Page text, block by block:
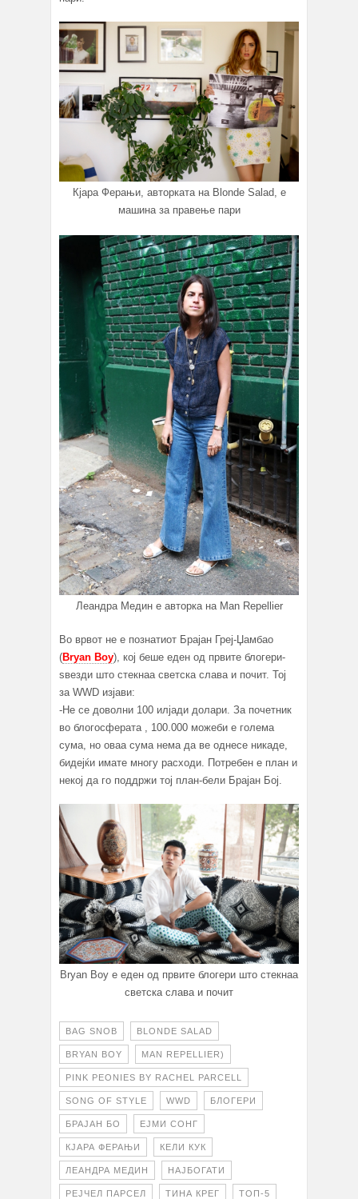
Кјара Ферањи, авторката на Blonde Salad, е
машина за правење пари
Леандра Медин е авторка на Man Repellier
Во врвот не е познатиот Брајан Греј-Џамбао
(Bryan Boy), кој беше еден од првите блогери-
ѕвезди што стекнаа светска слава и почит. Тој
за WWD изјави:
-Не се доволни 100 илјади долари. За почетник
во блогосферата , 100.000 можеби е голема
сума, но оваа сума нема да ве однесе никаде,
бидејќи имате многу расходи. Потребен е план и
некој да го поддржи тој план-бели Брајан Бој.
Bryan Boy е еден од првите блогери што стекнаа
светска слава и почит
BAG SNOB BLONDE SALAD
BRYAN BOY MAN REPELLIER)
PINK PEONIES BY RACHEL PARCELL
SONG OF STYLE WWD БЛОГЕРИ
БРАЈАН БО ЕЈМИ СОНГ
КЈАРА ФЕРАЊИ КЕЛИ КУК
ЛЕАНДРА МЕДИН НАЈБОГАТИ
РЕЈЧЕЛ ПАРСЕЛ ТИНА КРЕГ ТОП-5